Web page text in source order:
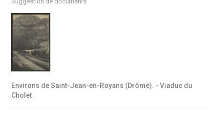
Environs de Saint-Jean-en-Royans (Drôme). - Viaduc du
Cholet